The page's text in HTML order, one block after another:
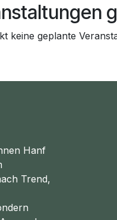
keine geplante
Hanf
Trend,